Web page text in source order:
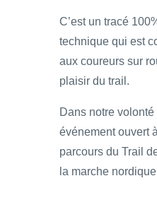
C’est un tracé
technique qui est
aux coureurs sur
plaisir du trail.
Dans notre
événement ouvert
parcours du Trail
la marche